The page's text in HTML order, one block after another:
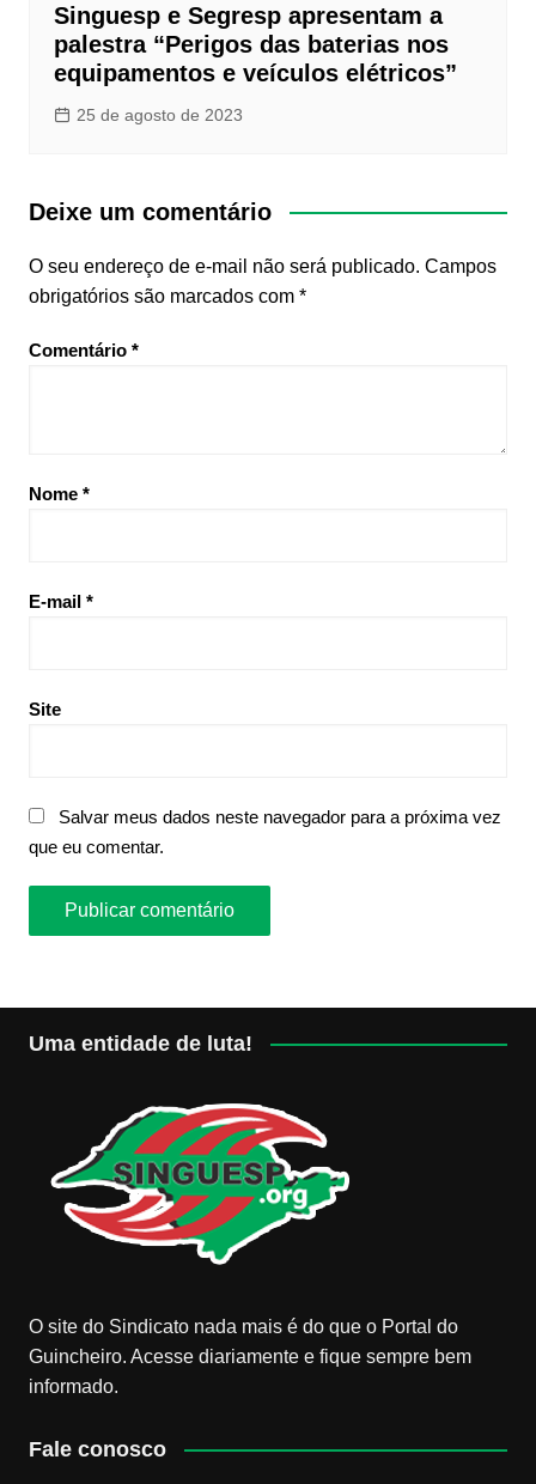
Singuesp e Segresp apresentam a
palestra “Perigos das baterias nos
equipamentos e veículos elétricos”
25 de agosto de 2023
Deixe um comentário
O seu endereço de e-mail não será publicado. Campos
obrigatórios são marcados com *
Comentário *
Nome *
E-mail *
Site
Salvar meus dados neste navegador para a próxima vez
que eu comentar.
Uma entidade de luta!
O site do Sindicato nada mais é do que o Portal do
Guincheiro. Acesse diariamente e fique sempre bem
informado.
Fale conosco